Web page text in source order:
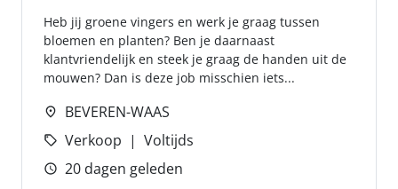
Heb jij groene vingers en werk je graag tussen
bloemen en planten? Ben je daarnaast
klantvriendelijk en steek je graag de handen uit de
mouwen? Dan is deze job misschien iets...
BEVEREN-WAAS
Verkoop
Voltijds
20 dagen geleden